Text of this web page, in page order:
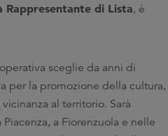
Rappresentante di Lista, è
sceglie da anni di
per la promozione della cultura,
al territorio. Sarà
a Fiorenzuola e nelle